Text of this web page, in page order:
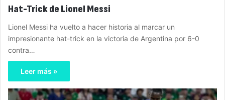
Hat-Trick de Lionel Messi
Lionel Messi ha vuelto a hacer historia al marcar un
impresionante hat-trick en la victoria de Argentina por 6-0
contra…
Leer más »